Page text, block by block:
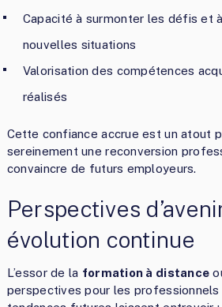
Capacité à surmonter les défis et
nouvelles situations
Valorisation des compétences
réalisés
Cette confiance accrue est un atout
sereinement une reconversion
convaincre de futurs employeurs.
Perspectives
évolution continue
L’essor de la formation à distance
perspectives pour les professionnels